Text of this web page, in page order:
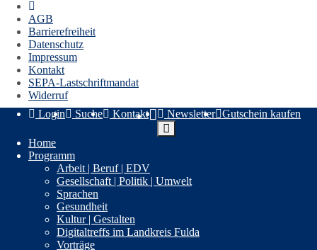
AGB
Barrierefreiheit
Datenschutz
Impressum
Kontakt
SEPA-Lastschriftmandat
Widerruf
Login
Suche Kontakt Newsletter Gutschein kaufen
Home
Programm
Arbeit | Beruf | EDV
Gesellschaft | Politik | Umwelt
Sprachen
Gesundheit
Kultur | Gestalten
Digitaltreffs im Landkreis Fulda
Vorträge
Volkshochschule Landkreis Fulda
Wörthstr. 15, 36037 Fulda
0661 6006-1600
vhs@landkreis-fulda.de
Widerrufsformular